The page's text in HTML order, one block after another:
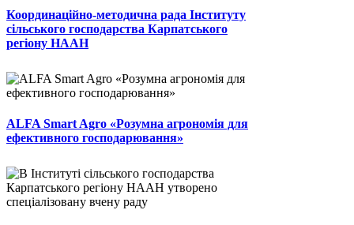
Координаційно-методична рада Інституту
сільського господарства Карпатського
регіону НААН
ALFA Smart Agro «Розумна агрономія для
ефективного господарювання»